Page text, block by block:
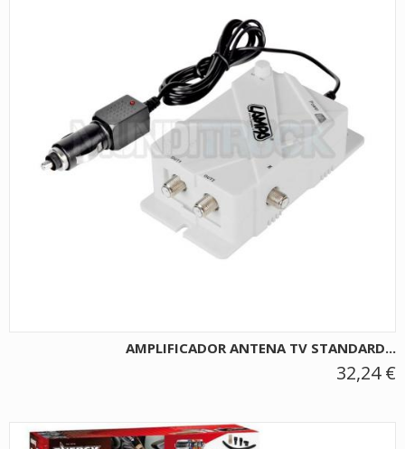
AMPLIFICADOR ANTENA TV STANDARD...
32,24 €